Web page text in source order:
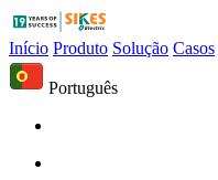
Início Produto Solução Casos
Português